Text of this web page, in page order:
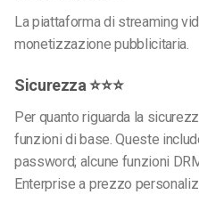
La piattaforma di streaming
monetizzazione pubblicitaria.
Sicurezza ⭐⭐⭐
Per quanto riguarda la
funzioni di base. Queste
password; alcune funzioni
Enterprise a prezzo